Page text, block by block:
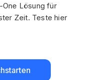
One Lösung für
Zeit. Teste hier